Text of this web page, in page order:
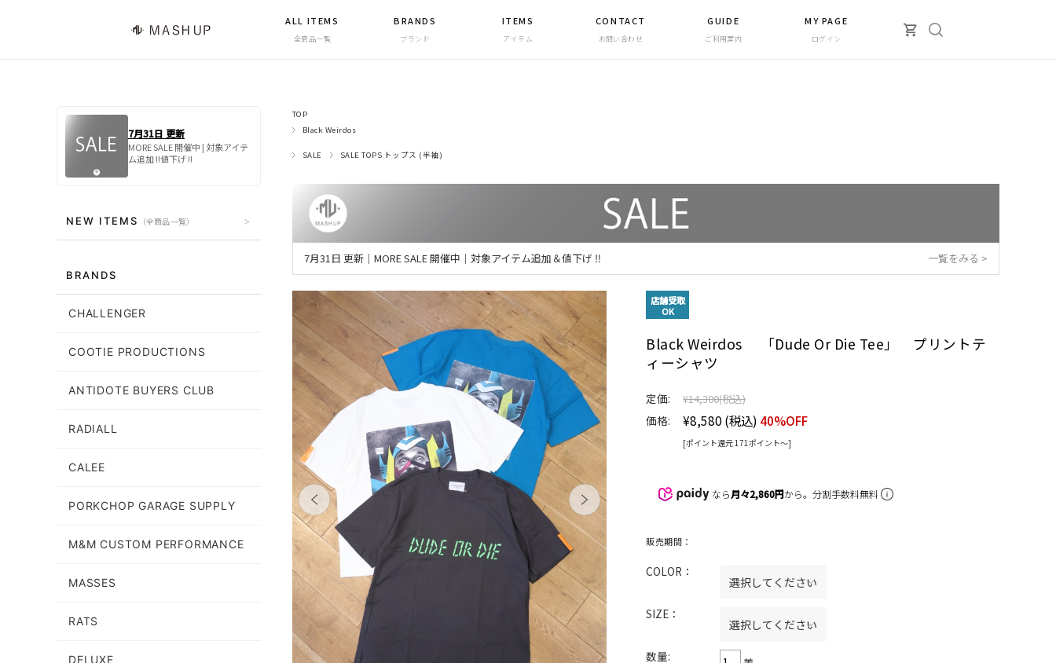
ALL ITEMS
全商品一覧
BRANDS
ブランド
ITEMS
アイテム
CONTACT
お問い合わせ
GUIDE
ご利用案内
MY PAGE
ログイン
TOP
Black Weirdos
SALE SALE TOPS トップス (半袖)
7月31日 更新｜MORE SALE 開催中｜対象アイテム追加＆値下げ ‼ 一覧をみる >
店舗受取
OK
Black Weirdos 「Dude Or Die Tee」 プリントテ
ィーシャツ
定価: ¥14,300(税込)
価格: ¥8,580 (税込) 40%OFF
[ポイント還元 171ポイント〜]
なら月々2,860円から。分割手数料無料
販売期間：
COLOR：
SIZE：
数量:
7月31日 更新
MORE SALE 開催中 | 対象アイテ
ム追加 !!値下げ !!
NEW ITEMS （全商品一覧）
BRANDS
CHALLENGER
COOTIE PRODUCTIONS
ANTIDOTE BUYERS CLUB
RADIALL
CALEE
PORKCHOP GARAGE SUPPLY
M&M CUSTOM PERFORMANCE
MASSES
RATS
DELUXE